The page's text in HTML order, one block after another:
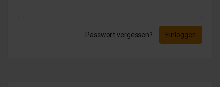
Passwort vergessen? Einloggen